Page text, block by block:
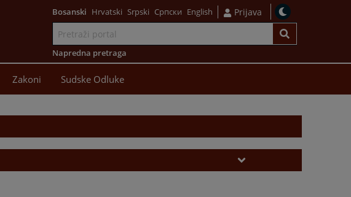
Bosanski Hrvatski Srpski Српски English Prijava
Napredna pretraga
Zakoni Sudske Odluke